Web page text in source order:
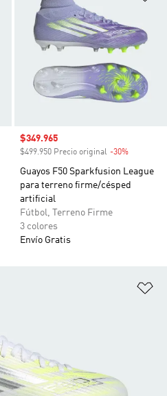
Precio de venta
$349.965
$499.950 Precio original -30%
Guayos F50 Sparkfusion League
para terreno firme/césped
artificial
Fútbol, Terreno Firme
3 colores
Envío Gratis